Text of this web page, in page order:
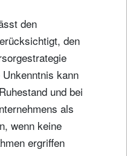
den
den
kann
und bei
als
wenn keine
ergriffen